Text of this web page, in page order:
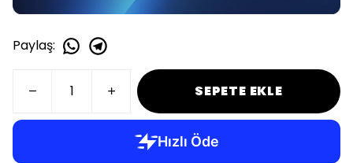
Paylaş:
SEPETE EKLE